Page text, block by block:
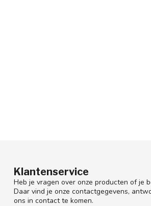
Klantenservice
Heb je vragen over onze producten of je
Daar vind je onze contactgegevens,
ons in contact te komen.